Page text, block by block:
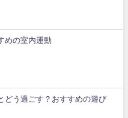
めの室内運動
どう過ごす？おすすめの遊び